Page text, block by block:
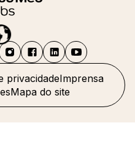
privacidadeImprensa
Mapa do site